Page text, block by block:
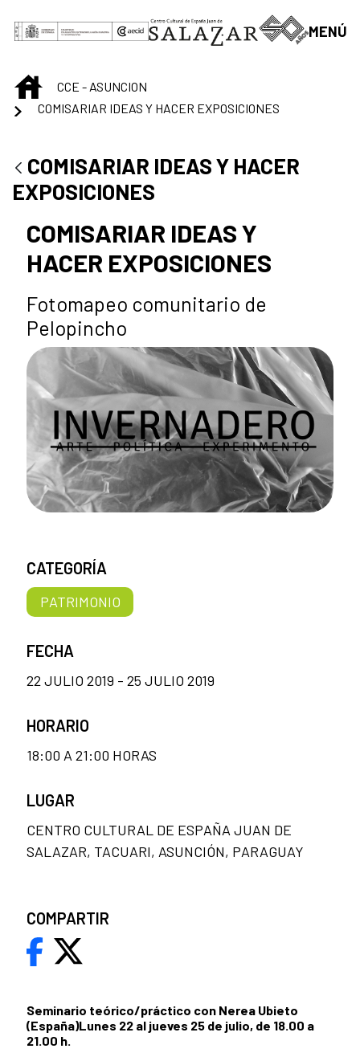
Saltar al contenido principal
MENÚ
INICIOCCE - ASUNCION
COMISARIAR IDEAS Y HACER EXPOSICIONES
COMISARIAR IDEAS Y HACER
EXPOSICIONES
COMISARIAR IDEAS Y
HACER EXPOSICIONES
Fotomapeo comunitario de
Pelopincho
Seminario teórico/práctico con Nerea Ubieto
(España)Lunes 22 al jueves 25 de julio, de 18.00 a
21.00 h.
CATEGORÍA
PATRIMONIO
FECHA
22 JULIO 2019 - 25 JULIO 2019
HORARIO
18:00 A 21:00 HORAS
LUGAR
CENTRO CULTURAL DE ESPAÑA JUAN DE
SALAZAR, TACUARI, ASUNCIÓN, PARAGUAY
COMPARTIR